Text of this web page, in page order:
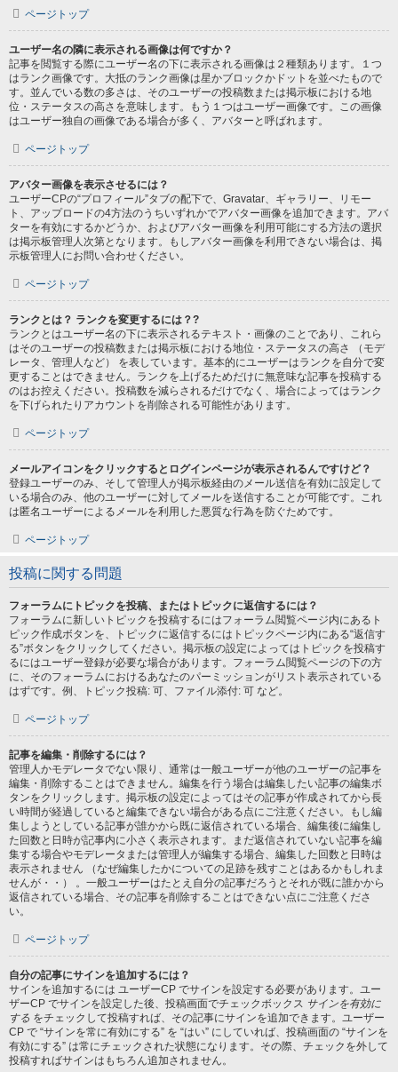
ページトップ
ユーザー名の隣に表示される画像は何ですか？
記事を閲覧する際にユーザー名の下に表示される画像は２種類あります。１つ
はランク画像です。大抵のランク画像は星かブロックかドットを並べたもので
す。並んでいる数の多さは、そのユーザーの投稿数または掲示板における地
位・ステータスの高さを意味します。もう１つはユーザー画像です。この画像
はユーザー独自の画像である場合が多く、アバターと呼ばれます。
ページトップ
アバター画像を表示させるには？
ユーザーCPの“プロフィール”タブの配下で、Gravatar、ギャラリー、リモー
ト、アップロードの4方法のうちいずれかでアバター画像を追加できます。アバ
ターを有効にするかどうか、およびアバター画像を利用可能にする方法の選択
は掲示板管理人次第となります。もしアバター画像を利用できない場合は、掲
示板管理人にお問い合わせください。
ページトップ
ランクとは？ ランクを変更するには？?
ランクとはユーザー名の下に表示されるテキスト・画像のことであり、これら
はそのユーザーの投稿数または掲示板における地位・ステータスの高さ （モデ
レータ、管理人など） を表しています。基本的にユーザーはランクを自分で変
更することはできません。ランクを上げるためだけに無意味な記事を投稿する
のはお控えください。投稿数を減らされるだけでなく、場合によってはランク
を下げられたりアカウントを削除される可能性があります。
ページトップ
メールアイコンをクリックするとログインページが表示されるんですけど？
登録ユーザーのみ、そして管理人が掲示板経由のメール送信を有効に設定して
いる場合のみ、他のユーザーに対してメールを送信することが可能です。これ
は匿名ユーザーによるメールを利用した悪質な行為を防ぐためです。
ページトップ
投稿に関する問題
フォーラムにトピックを投稿、またはトピックに返信するには？
フォーラムに新しいトピックを投稿するにはフォーラム閲覧ページ内にあるト
ピック作成ボタンを、トピックに返信するにはトピックページ内にある“返信す
る”ボタンをクリックしてください。掲示板の設定によってはトピックを投稿す
るにはユーザー登録が必要な場合があります。フォーラム閲覧ページの下の方
に、そのフォーラムにおけるあなたのパーミッションがリスト表示されている
はずです。例、トピック投稿: 可、ファイル添付: 可 など。
ページトップ
記事を編集・削除するには？
管理人かモデレータでない限り、通常は一般ユーザーが他のユーザーの記事を
編集・削除することはできません。編集を行う場合は編集したい記事の編集ボ
タンをクリックします。掲示板の設定によってはその記事が作成されてから長
い時間が経過していると編集できない場合がある点にご注意ください。もし編
集しようとしている記事が誰かから既に返信されている場合、編集後に編集し
た回数と日時が記事内に小さく表示されます。まだ返信されていない記事を編
集する場合やモデレータまたは管理人が編集する場合、編集した回数と日時は
表示されません （なぜ編集したかについての足跡を残すことはあるかもしれま
せんが・・） 。一般ユーザーはたとえ自分の記事だろうとそれが既に誰かから
返信されている場合、その記事を削除することはできない点にご注意くださ
い。
ページトップ
自分の記事にサインを追加するには？
サインを追加するには ユーザーCP でサインを設定する必要があります。ユー
ザーCP でサインを設定した後、投稿画面でチェックボックス サインを有効に
する をチェックして投稿すれば、その記事にサインを追加できます。ユーザー
CP で “サインを常に有効にする” を “はい” にしていれば、投稿画面の “サインを
有効にする” は常にチェックされた状態になります。その際、チェックを外して
投稿すればサインはもちろん追加されません。